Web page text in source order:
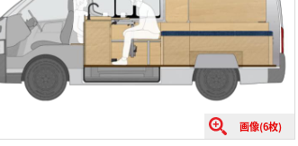
画像(6枚)